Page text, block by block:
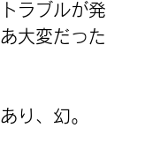
ラブルが発
大変だった
り、幻。